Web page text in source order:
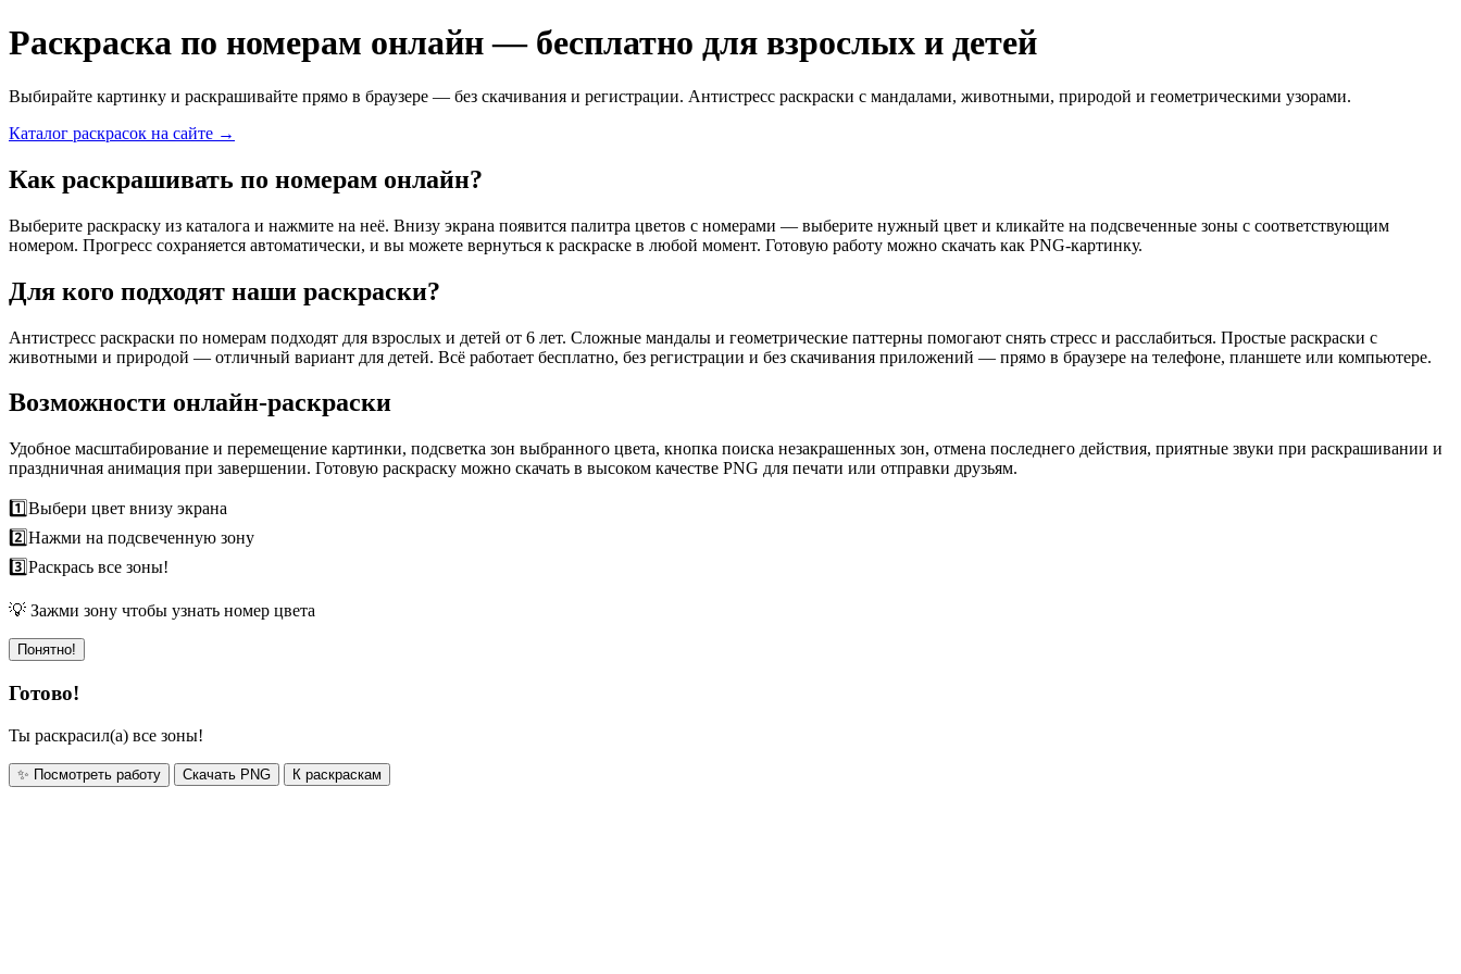
Раскраска по номерам онлайн — бесплатно для взрослых и детей
Выбирайте картинку и раскрашивайте прямо в браузере — без скачивания и регистрации. Антистресс раскраски с мандалами, животными, природой и геометрическими узорами.
Каталог раскрасок на сайте →
Как раскрашивать по номерам онлайн?
Выберите раскраску из каталога и нажмите на неё. Внизу экрана появится палитра цветов с номерами — выберите нужный цвет и кликайте на подсвеченные зоны с соответствующим
номером. Прогресс сохраняется автоматически, и вы можете вернуться к раскраске в любой момент. Готовую работу можно скачать как PNG-картинку.
Для кого подходят наши раскраски?
Антистресс раскраски по номерам подходят для взрослых и детей от 6 лет. Сложные мандалы и геометрические паттерны помогают снять стресс и расслабиться. Простые раскраски с
животными и природой — отличный вариант для детей. Всё работает бесплатно, без регистрации и без скачивания приложений — прямо в браузере на телефоне, планшете или компьютере.
Возможности онлайн-раскраски
Удобное масштабирование и перемещение картинки, подсветка зон выбранного цвета, кнопка поиска незакрашенных зон, отмена последнего действия, приятные звуки при раскрашивании и
праздничная анимация при завершении. Готовую раскраску можно скачать в высоком качестве PNG для печати или отправки друзьям.
1️⃣Выбери цвет внизу экрана
2️⃣Нажми на подсвеченную зону
3️⃣Раскрась все зоны!
💡 Зажми зону чтобы узнать номер цвета
Понятно!
Готово!
Ты раскрасил(а) все зоны!
✨ Посмотреть работу Скачать PNG К раскраскам